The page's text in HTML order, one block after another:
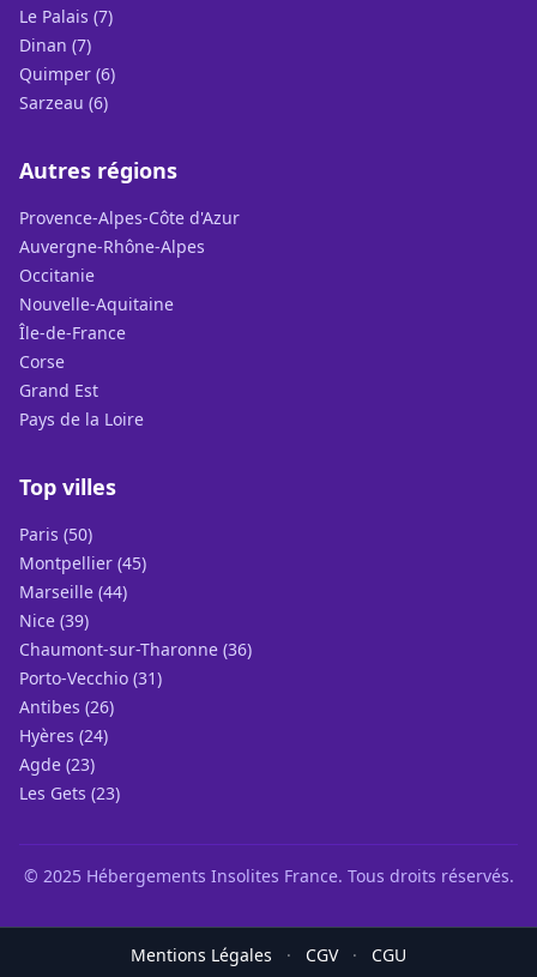
Le Palais (7)
Dinan (7)
Quimper (6)
Sarzeau (6)
Autres régions
Provence-Alpes-Côte d'Azur
Auvergne-Rhône-Alpes
Occitanie
Nouvelle-Aquitaine
Île-de-France
Corse
Grand Est
Pays de la Loire
Top villes
Paris (50)
Montpellier (45)
Marseille (44)
Nice (39)
Chaumont-sur-Tharonne (36)
Porto-Vecchio (31)
Antibes (26)
Hyères (24)
Agde (23)
Les Gets (23)
© 2025 Hébergements Insolites France. Tous droits réservés.
Mentions Légales · CGV · CGU